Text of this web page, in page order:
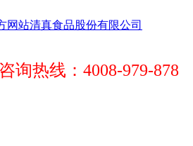
询热线：4008-979-878